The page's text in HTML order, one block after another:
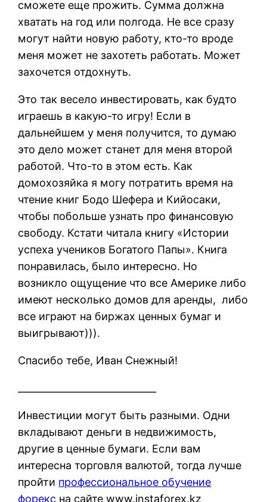
сможете еще прожить. Сумма должна
хватать на год или полгода. Не все сразу
могут найти новую работу, кто-то вроде
меня может не захотеть работать. Может
захочется отдохнуть.
Это так весело инвестировать, как будто
играешь в какую-то игру! Если в
дальнейшем у меня получится, то думаю
это дело может станет для меня второй
работой. Что-то в этом есть. Как
домохозяйка я могу потратить время на
чтение книг Бодо Шефера и Кийосаки,
чтобы побольше узнать про финансовую
свободу. Кстати читала книгу «Истории
успеха учеников Богатого Папы». Книга
понравилась, было интересно. Но
возникло ощущение что все Америке либо
имеют несколько домов для аренды, либо
все играют на биржах ценных бумаг и
выигрывают))).
Спасибо тебе, Иван Снежный!
Инвестиции могут быть разными. Одни
вкладывают деньги в недвижимость,
другие в ценные бумаги. Если вам
интересна торговля валютой, тогда лучше
пройти профессиональное обучение
форекс на сайте www.instaforex.kz